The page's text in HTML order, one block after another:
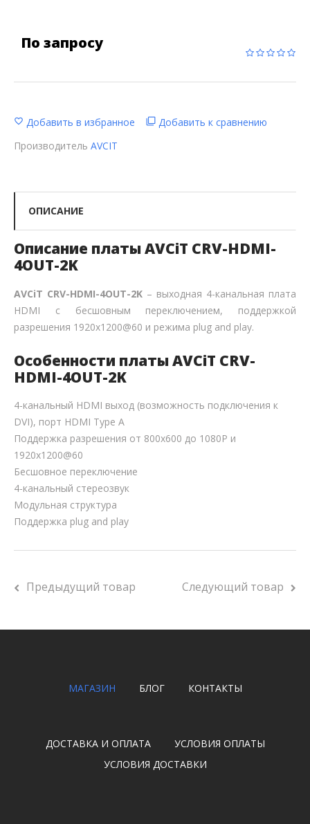
По запросу
Добавить в избранное
Добавить к сравнению
Производитель AVCIT
ОПИСАНИЕ
Описание платы AVCiT CRV-HDMI-
4OUT-2K
AVCiT CRV-HDMI-4OUT-2K – выходная 4-канальная плата
HDMI с бесшовным переключением, поддержкой
разрешения 1920x1200@60 и режима plug and play.
Особенности платы AVCiT CRV-
HDMI-4OUT-2K
4-канальный HDMI выход (возможность подключения к
DVI), порт HDMI Type A
Поддержка разрешения от 800x600 до 1080P и
1920x1200@60
Бесшовное переключение
4-канальный стереозвук
Модульная структура
Поддержка plug and play
Предыдущий товар Следующий товар
МАГАЗИН БЛОГ КОНТАКТЫ
ДОСТАВКА И ОПЛАТА
УСЛОВИЯ ОПЛАТЫ
УСЛОВИЯ ДОСТАВКИ